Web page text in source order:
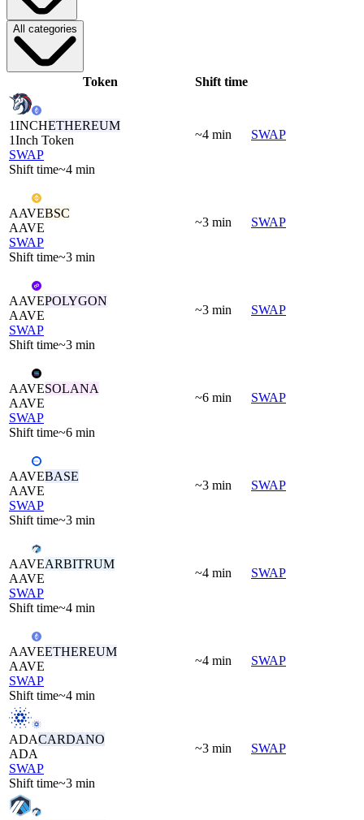
All categories
Token Shift time
1INCHETHEREUM
1Inch Token
SWAP
Shift time~4 min
~4 min SWAP
AAVEBSC
AAVE
SWAP
Shift time~3 min
~3 min SWAP
AAVEPOLYGON
AAVE
SWAP
Shift time~3 min
~3 min SWAP
AAVESOLANA
AAVE
SWAP
Shift time~6 min
~6 min SWAP
AAVEBASE
AAVE
SWAP
Shift time~3 min
~3 min SWAP
AAVEARBITRUM
AAVE
SWAP
Shift time~4 min
~4 min SWAP
AAVEETHEREUM
AAVE
SWAP
Shift time~4 min
~4 min SWAP
ADACARDANO
ADA
SWAP
Shift time~3 min
~3 min SWAP